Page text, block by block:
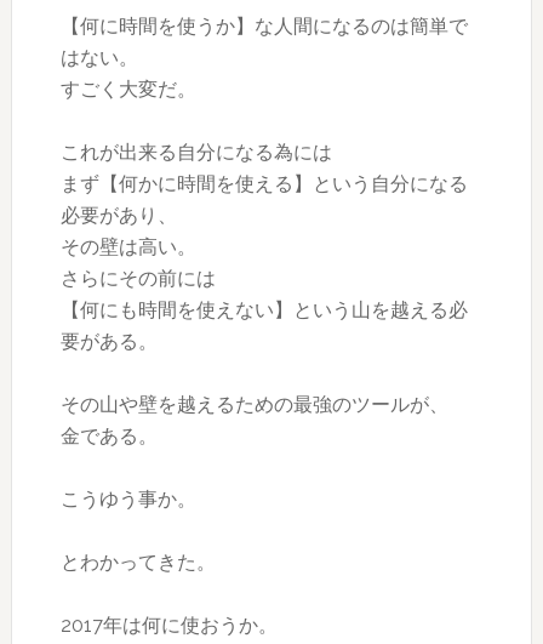
【何に時間を使うか】な人間になるのは簡単で
はない。
すごく大変だ。
これが出来る自分になる為には
まず【何かに時間を使える】という自分になる
必要があり、
その壁は高い。
さらにその前には
【何にも時間を使えない】という山を越える必
要がある。
その山や壁を越えるための最強のツールが、
金である。
こうゆう事か。
とわかってきた。
2017年は何に使おうか。